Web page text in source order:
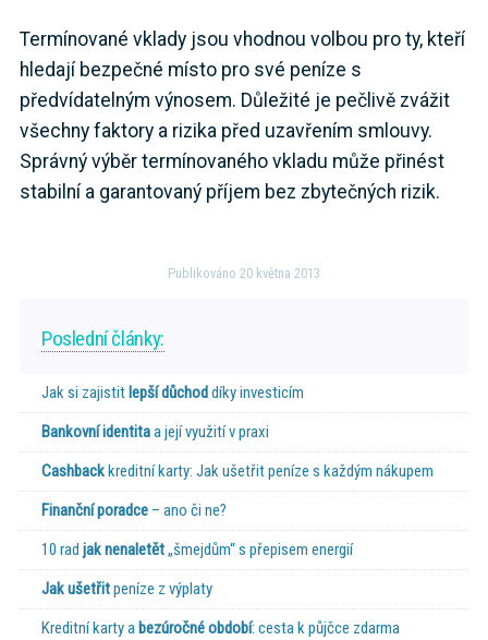
Termínované vklady jsou vhodnou volbou pro ty, kteří
hledají bezpečné místo pro své peníze s
předvídatelným výnosem. Důležité je pečlivě zvážit
všechny faktory a rizika před uzavřením smlouvy.
Správný výběr termínovaného vkladu může přinést
stabilní a garantovaný příjem bez zbytečných rizik.
Publikováno 20 května 2013
Poslední články:
Jak si zajistit lepší důchoddíky investicím
Bankovní identitaa její využití v praxi
Cashbackkreditní karty: Jak ušetřit peníze s každým nákupem
Finanční poradce– ano či ne?
10 rad jak nenaletět„šmejdům“ s přepisem energií
Jak ušetřitpeníze z výplaty
Kreditní karty a bezúročné období: cesta k půjčce zdarma